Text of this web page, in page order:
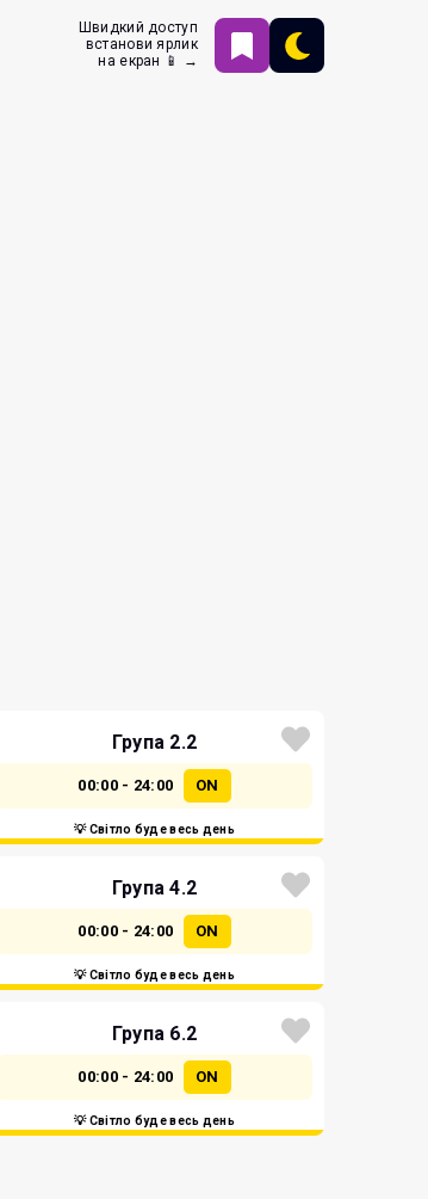
Швидкий доступ
встанови ярлик
на екран 📱 →
Група 2.2
00:00 - 24:00 ON
💡 Світло буде весь день
Група 4.2
00:00 - 24:00 ON
💡 Світло буде весь день
Група 6.2
00:00 - 24:00 ON
💡 Світло буде весь день